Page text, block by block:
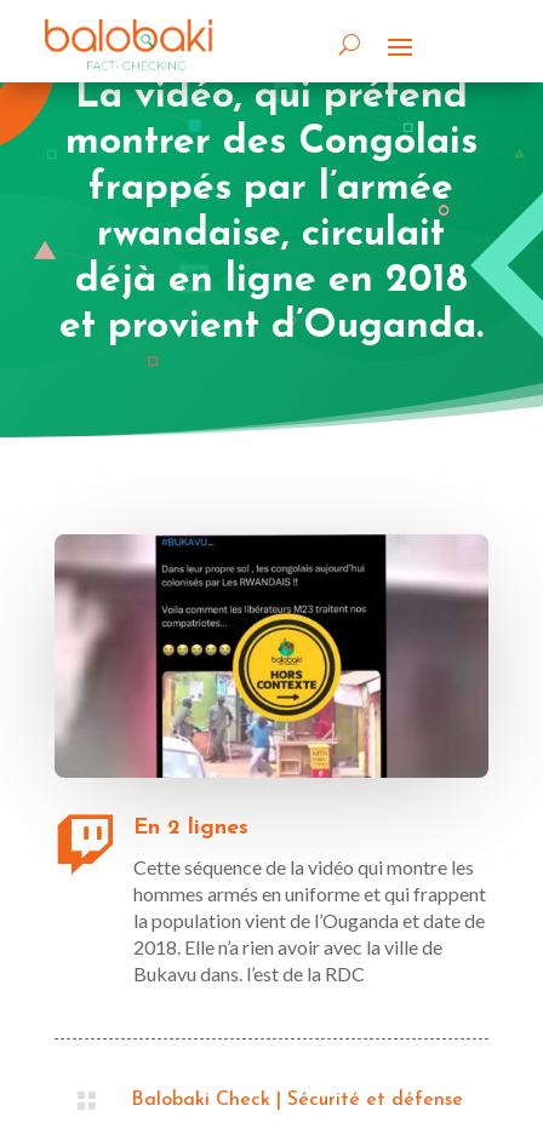
La vidéo, qui prétend
montrer des Congolais
frappés par l’armée
rwandaise, circulait
déjà en ligne en 2018
et provient d’Ouganda.

En 2 lignes
Cette séquence de la vidéo qui montre les
hommes armés en uniforme et qui frappent
la population vient de l’Ouganda et date de
2018. Elle n’a rien avoir avec la ville de
Bukavu dans. l’est de la RDC
 Balobaki Check Sécurité et défense